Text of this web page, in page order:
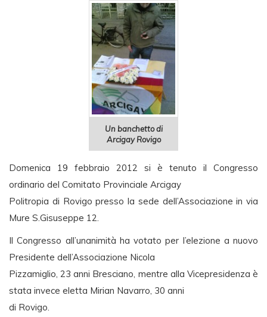
Un banchetto di
Arcigay Rovigo
Domenica 19 febbraio 2012 si è tenuto il Congresso
ordinario del Comitato Provinciale Arcigay
Politropia di Rovigo presso la sede dell’Associazione in via
Mure S.Gisuseppe 12.
Il Congresso all’unanimità ha votato per l’elezione a nuovo
Presidente dell’Associazione Nicola
Pizzamiglio, 23 anni Bresciano, mentre alla Vicepresidenza è
stata invece eletta Mirian Navarro, 30 anni
di Rovigo.